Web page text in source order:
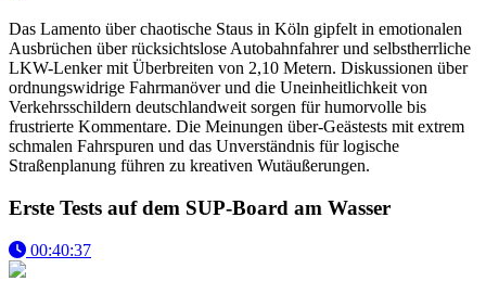
Das Lamento über chaotische Staus in Köln gipfelt in emotionalen
Ausbrüchen über rücksichtslose Autobahnfahrer und selbstherrliche
LKW-Lenker mit Überbreiten von 2,10 Metern. Diskussionen über
ordnungswidrige Fahrmanöver und die Uneinheitlichkeit von
Verkehrsschildern deutschlandweit sorgen für humorvolle bis
frustrierte Kommentare. Die Meinungen über-Geästests mit extrem
schmalen Fahrspuren und das Unverständnis für logische
Straßenplanung führen zu kreativen Wutäußerungen.
Erste Tests auf dem SUP-Board am Wasser
00:40:37